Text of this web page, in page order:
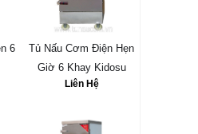
6
Tủ Nấu Cơm Điện Hẹn
Giờ 6 Khay Kidosu
Liên Hệ